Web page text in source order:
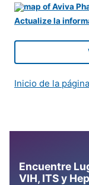
Actualize la
Inicio de la página
Encuentre
VIH, ITS y